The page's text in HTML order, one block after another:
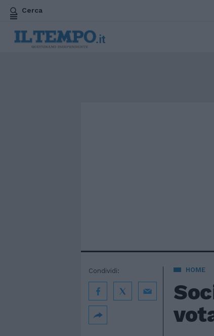
Cerca
HOME
Condividi: